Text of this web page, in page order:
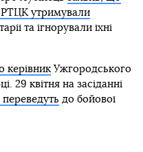
РТЦК утримували
та ігнорували їхні
керівникУжгородського
29 квітня на засіданні
до бойової